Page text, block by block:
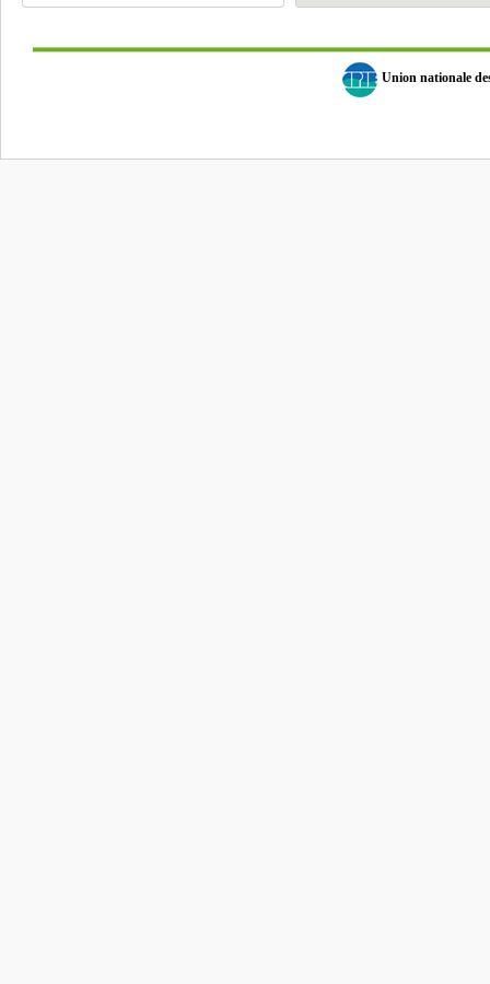
Union nationale